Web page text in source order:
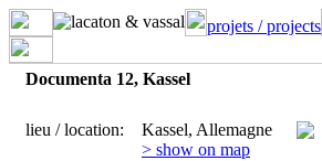
projets / projects
Documenta 12, Kassel
lieu / location:
Kassel, Allemagne
> show on map